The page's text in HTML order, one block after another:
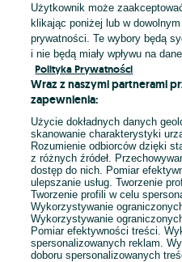
Kontynuuj
E-mail
Hasło
Użytkownik może
klikając poniżej lub w
prywatności. Te wybory będą
i nie będą miały wpływu na
Polityka Prywatności
Wraz z naszymi partnerami
zapewnienia:
Użycie dokładnych danych
skanowanie charakterystyki
Rozumienie odbiorców dzięki
z różnych źródeł.
dostęp do nich. Pomiar
ulepszanie usług. Tworzenie
Tworzenie profili w celu
Wykorzystywanie
Wykorzystywanie
Pomiar efektywności treści.
spersonalizowanych reklam.
doboru spersonalizowanych